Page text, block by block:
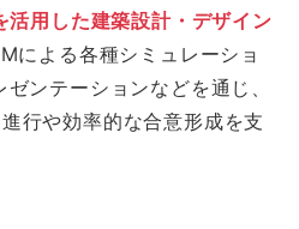
用した建築設計・デザイン
による各種シミュレーショ
ンテーションなどを通じ、
行や効率的な合意形成を支